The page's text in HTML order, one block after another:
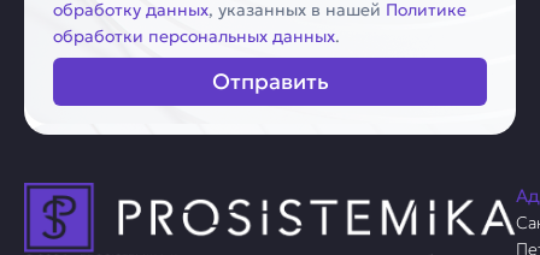
обработку данных, указанных в нашей Политике
обработки персональных данных.
Отправить